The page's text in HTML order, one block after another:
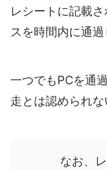
レシートに記載
スを時間内に通過
一つでもPCを通
走とは認められな
なお、